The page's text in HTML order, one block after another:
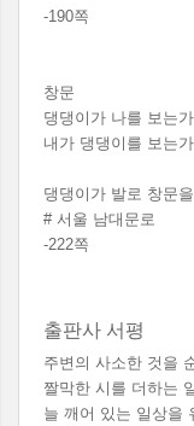
-190쪽
창문
댕댕이가 나를 보는가
내가 댕댕이를 보는가
댕댕이가 발로 창문
# 서울 남대문로
-222쪽
출판사 서평
주변의 사소한 것을
짤막한 시를 더하는
늘 깨어 있는 일상을